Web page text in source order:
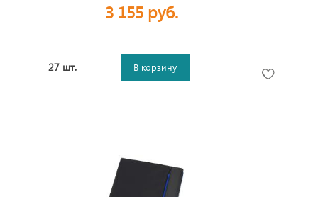
3 155 руб.
27 шт. В корзину